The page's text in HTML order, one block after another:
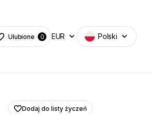
Ulubione 0 EUR Polski
Dodaj do listy życzeń